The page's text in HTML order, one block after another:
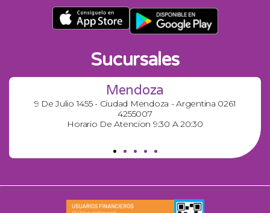
Sucursales
Mendoza
9 De Julio 1455 - Ciudad Mendoza - Argentina 0261
4255007
Horario De Atencion 9:30 A 20:30